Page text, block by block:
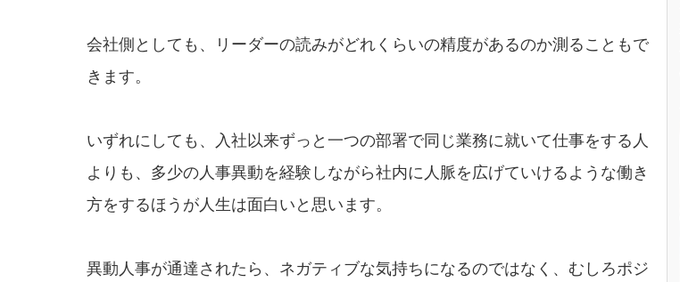
会社側としても、リーダーの読みがどれくらいの精度があるのか測ることもで
きます。
いずれにしても、入社以来ずっと一つの部署で同じ業務に就いて仕事をする人
よりも、多少の人事異動を経験しながら社内に人脈を広げていけるような働き
方をするほうが人生は面白いと思います。
異動人事が通達されたら、ネガティブな気持ちになるのではなく、むしろポジ